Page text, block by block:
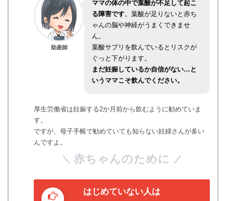
助産師
ママの体の中で葉酸が不足して起こ
る障害です。葉酸が足りないと赤ち
ゃんの脳や神経がうまくできませ
ん。
葉酸サプリを飲んでいるとリスクが
ぐっと下がります。
まだ妊娠しているか自信がない…と
いうママこそ飲んでください。
厚生労働省は妊娠する2か月前から飲むように勧めていま
す。
ですが、母子手帳で勧めていても知らない妊婦さんが多い
んですよ。
赤ちゃんのために
はじめていない人は